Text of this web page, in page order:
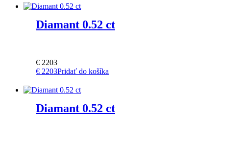
Diamant 0.52 ct
€ 2203
€ 2203Pridať do košíka
Diamant 0.52 ct